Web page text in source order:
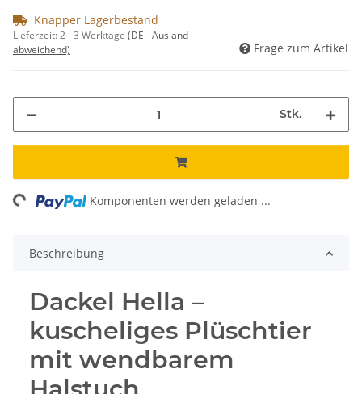
Knapper Lagerbestand
Lieferzeit:2 - 3 Werktage (DE - Ausland
abweichend)
Frage zum Artikel
Stk.
Komponenten werden geladen ...
Beschreibung
Dackel Hella –
kuscheliges Plüschtier
mit wendbarem